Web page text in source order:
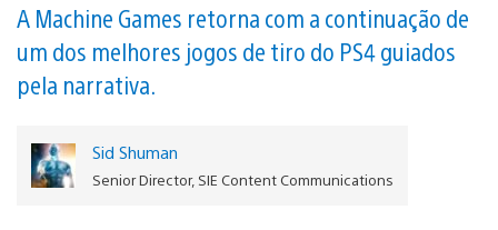
A Machine Games retorna com a continuação de
um dos melhores jogos de tiro do PS4 guiados
pela narrativa.
Sid Shuman
Senior Director, SIE Content Communications